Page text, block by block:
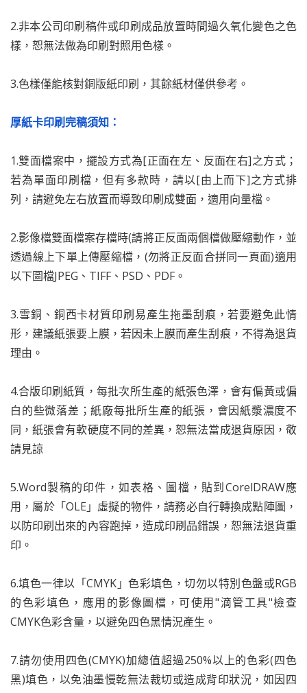
2.非本公司印刷稿件或印刷成品放置時間過久氧化變色之色
樣，恕無法做為印刷對照用色樣。
3.色樣僅能核對銅版紙印刷，其餘紙材僅供參考。
厚紙卡印刷完稿須知：
1.雙面檔案中，擺設方式為[正面在左、反面在右]之方式；
若為單面印刷檔，但有多款時，請以[由上而下]之方式排
列，請避免左右放置而導致印刷成雙面，適用向量檔。
2.影像檔雙面檔案存檔時(請將正反面兩個檔做壓縮動作，並
透過線上下單上傳壓縮檔，(勿將正反面合拼同一頁面)適用
以下圖檔JPEG、TIFF、PSD、PDF。
3.雪銅、銅西卡材質印刷易產生拖墨刮痕，若要避免此情
形，建議紙張要上膜，若因未上膜而產生刮痕，不得為退貨
理由。
4.合版印刷紙質，每批次所生產的紙張色澤，會有偏黃或偏
白的些微落差；紙廠每批所生產的紙張，會因紙漿濃度不
同，紙張會有軟硬度不同的差異，恕無法當成退貨原因，敬
請見諒
5.Word製稿的印件，如表格、圖檔，貼到CorelDRAW應
用，屬於「OLE」虛擬的物件，請務必自行轉換成點陣圖，
以防印刷出來的內容跑掉，造成印刷品錯誤，恕無法退貨重
印。
6.填色一律以「CMYK」色彩填色，切勿以特別色盤或RGB
的色彩填色，應用的影像圖檔，可使用"滴管工具"檢查
CMYK色彩含量，以避免四色黑情況產生。
7.請勿使用四色(CMYK)加總值超過250%以上的色彩(四色
黑)填色，以免油墨慢乾無法裁切或造成背印狀況，如因四